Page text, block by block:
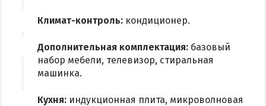
Климат-контроль: кондиционер.
Дополнительная комплектация: базовый
набор мебели, телевизор, стиральная
машинка.
Кухня: индукционная плита, микроволновая